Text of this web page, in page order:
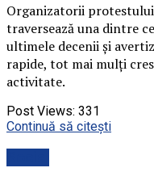
Organizatorii
traversează una dintre
ultimele decenii și
rapide, tot mai mulți
activitate.
Post Views: 331
Continuă să citești